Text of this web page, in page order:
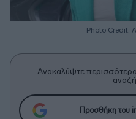
Photo Credit:
Ανακαλύψτε
Προσθήκη του